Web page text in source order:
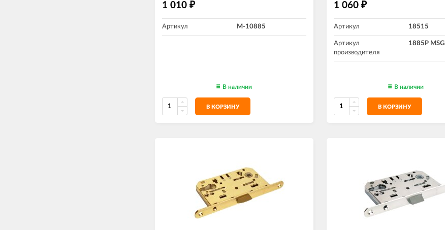
1 010 ₽
Артикул M-10885
В наличии
В КОРЗИНУ
1 060 ₽
Артикул 18515
Артикул
производителя
1885P MSG
В наличии
В КОРЗИНУ